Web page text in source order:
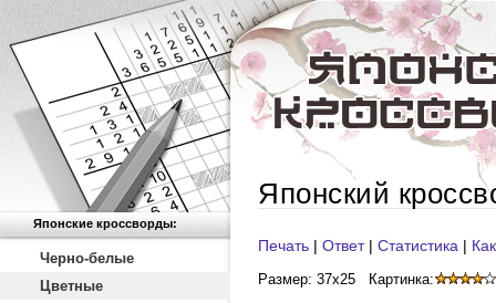
Японские кроссворды:
Черно-белые
Цветные
Японский
Печать | Ответ| Статистика |
Размер: 37x25 Картинка: